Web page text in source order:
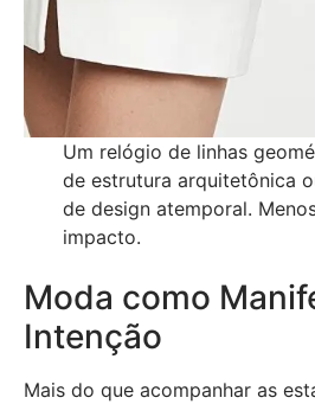
Um relógio de linhas
de estrutura arquitetônica
de design atemporal.
impacto.
Moda como
Intenção
Mais do que acompanhar as